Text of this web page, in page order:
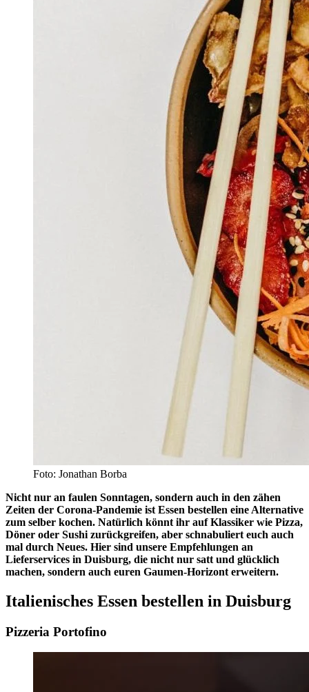
Foto: Jonathan Borba
Nicht nur an faulen Sonntagen, sondern auch in den zähen
Zeiten der Corona-Pandemie ist Essen bestellen eine Alternative
zum selber kochen. Natürlich könnt ihr auf Klassiker wie Pizza,
Döner oder Sushi zurückgreifen, aber schnabuliert euch auch
mal durch Neues. Hier sind unsere Empfehlungen an
Lieferservices in Duisburg, die nicht nur satt und glücklich
machen, sondern auch euren Gaumen-Horizont erweitern.
Italienisches Essen bestellen in Duisburg
Pizzeria Portofino